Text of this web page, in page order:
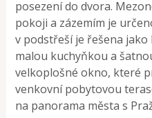
posezení do dvora.
pokoji a zázemím je
v podstřeší je řešena
malou kuchyňkou a
velkoplošné okno, které
venkovní pobytovou
na panorama města s